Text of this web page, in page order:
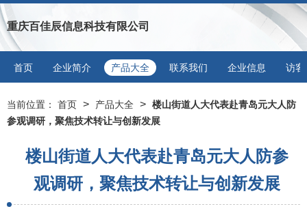
重庆百佳辰信息科技有限公司
首页 企业简介 产品大全 联系我们 企业信息 访客
当前位置： 首页 > 产品大全 > 楼山街道人大代表赴青岛元大人防
参观调研，聚焦技术转让与创新发展
楼山街道人大代表赴青岛元大人防参
观调研，聚焦技术转让与创新发展